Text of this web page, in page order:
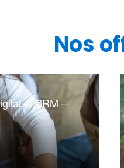
Nos
et CRM –